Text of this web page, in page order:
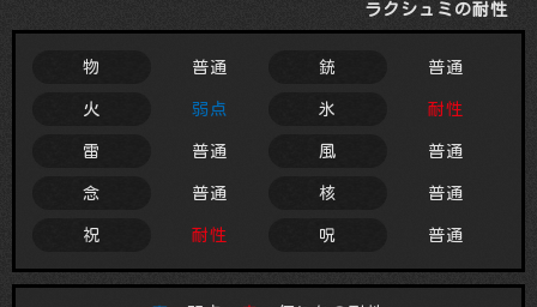
ラクシュミの耐性
物 普通 銃 普通
火 弱点 氷 耐性
雷 普通 風 普通
念 普通 核 普通
祝 耐性 呪 普通